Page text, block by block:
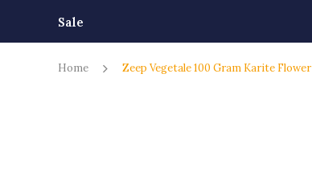
Sale
Home Zeep Vegetale 100 Gram Karite Flower